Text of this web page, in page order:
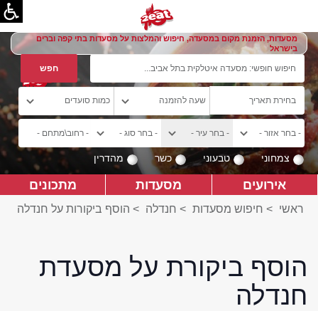
מסעדות, הזמנת מקום במסעדה, חיפוש והמלצות על מסעדות בתי קפה וברים
בישראל
צמחוני טבעוני כשר מהדרין
אירועים מסעדות מתכונים
ראשי > חיפוש מסעדות > חנדלה > הוסף ביקורות על חנדלה
הוסף ביקורת על מסעדת
חנדלה